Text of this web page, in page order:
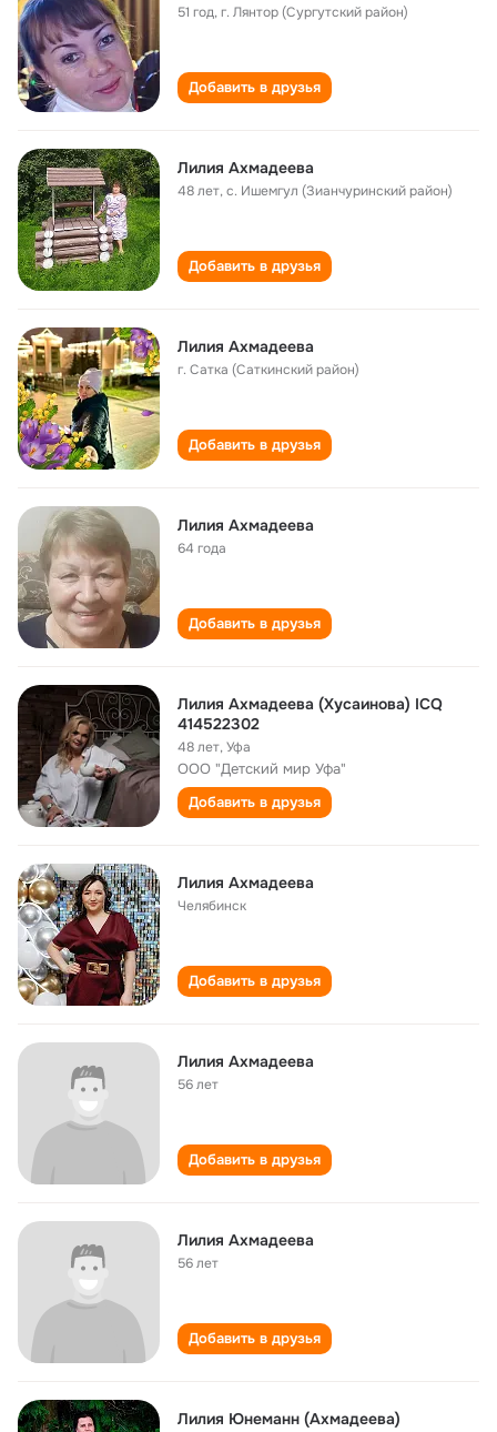
51 год,г. Лянтор (Сургутский район)
Добавить в друзья
Лилия Ахмадеева
48 лет,с. Ишемгул (Зианчуринский район)
Добавить в друзья
Лилия Ахмадеева
г. Сатка (Саткинский район)
Добавить в друзья
Лилия Ахмадеева
64 года
Добавить в друзья
Лилия Ахмадеева (Хусаинова) ICQ
414522302
48 лет,Уфа
ООО "Детский мир Уфа"
Добавить в друзья
Лилия Ахмадеева
Челябинск
Добавить в друзья
Лилия Ахмадеева
56 лет
Добавить в друзья
Лилия Ахмадеева
56 лет
Добавить в друзья
Лилия Юнеманн (Ахмадеева)